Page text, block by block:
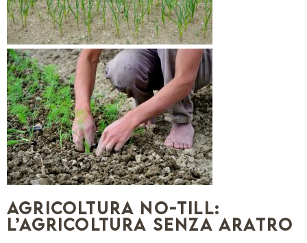
Agricoltura no-till:
l’agricoltura senza aratro